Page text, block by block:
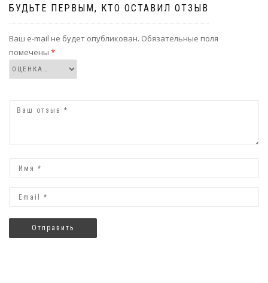
БУДЬТЕ ПЕРВЫМ, КТО ОСТАВИЛ ОТЗЫВ
Ваш e-mail не будет опубликован. Обязательные поля
помечены *